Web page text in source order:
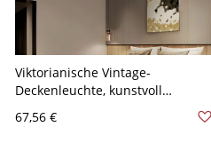
Viktorianische Vintage-
Deckenleuchte, kunstvoll
mattiertem Schirm - Messing
67,56 €